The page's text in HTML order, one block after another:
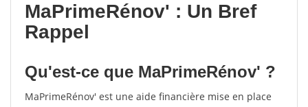
MaPrimeRénov' : Un Bref
Rappel
Qu'est-ce que MaPrimeRénov' ?
MaPrimeRénov' est une aide financière mise en place